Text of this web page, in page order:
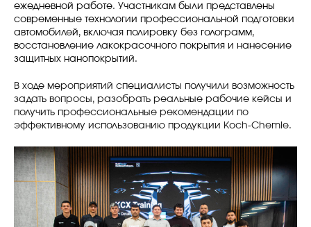
ежедневной работе. Участникам были представлены
современные технологии профессиональной подготовки
автомобилей, включая полировку без голограмм,
восстановление лакокрасочного покрытия и нанесение
защитных нанопокрытий.
В ходе мероприятий специалисты получили возможность
задать вопросы, разобрать реальные рабочие кейсы и
получить профессиональные рекомендации по
эффективному использованию продукции Koch-Chemie.